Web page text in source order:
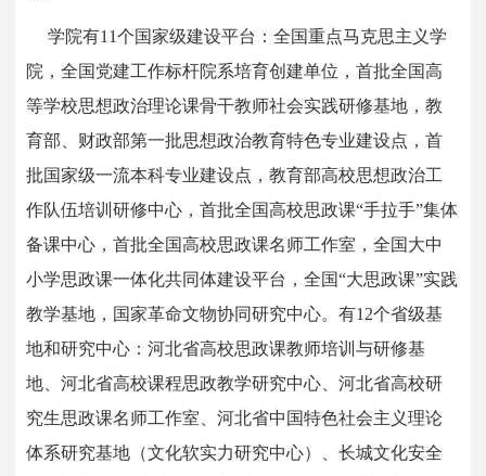
学院有11个国家级建设平台：全国重点马克思主义学
院，全国党建工作标杆院系培育创建单位，首批全国高
等学校思想政治理论课骨干教师社会实践研修基地，教
育部、财政部第一批思想政治教育特色专业建设点，首
批国家级一流本科专业建设点，教育部高校思想政治工
作队伍培训研修中心，首批全国高校思政课“手拉手”集体
备课中心，首批全国高校思政课名师工作室，全国大中
小学思政课一体化共同体建设平台，全国“大思政课”实践
教学基地，国家革命文物协同研究中心。有12个省级基
地和研究中心：河北省高校思政课教师培训与研修基
地、河北省高校课程思政教学研究中心、河北省高校研
究生思政课名师工作室、河北省中国特色社会主义理论
体系研究基地（文化软实力研究中心）、长城文化安全